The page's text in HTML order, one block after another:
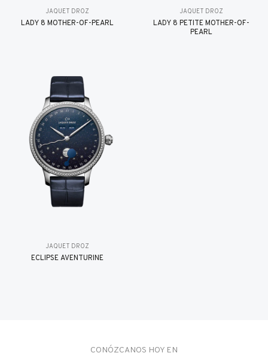
JAQUET DROZ
LADY 8 MOTHER-OF-PEARL
JAQUET DROZ
LADY 8 PETITE MOTHER-OF-
PEARL
JAQUET DROZ
ÉCLIPSE AVENTURINE
CONÓZCANOS HOY EN